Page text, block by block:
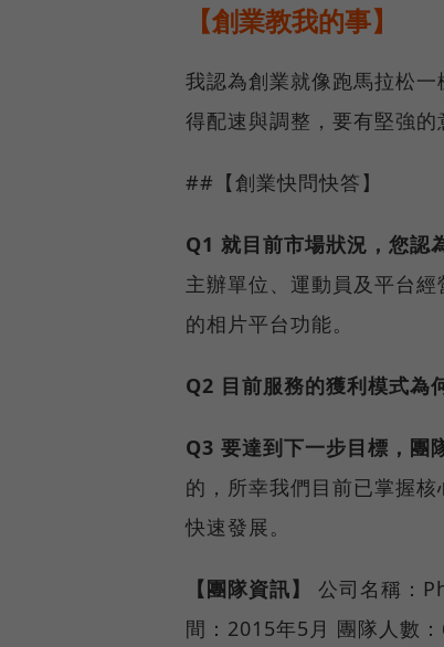
【創業教我的事】
我認為創業就像跑馬拉松
得配速與調整，要有堅強的
##【創業快問快答】
Q1 就目前市場狀況，您認
主辦單位、運動員及平台
的相片平台功能。
Q2 目前服務的獲利模式為
Q3 要達到下一步目標，團
的，所幸我們目前已掌握
快速發展。
【團隊資訊】
公司名稱：
間：2015年5月 團隊人數：